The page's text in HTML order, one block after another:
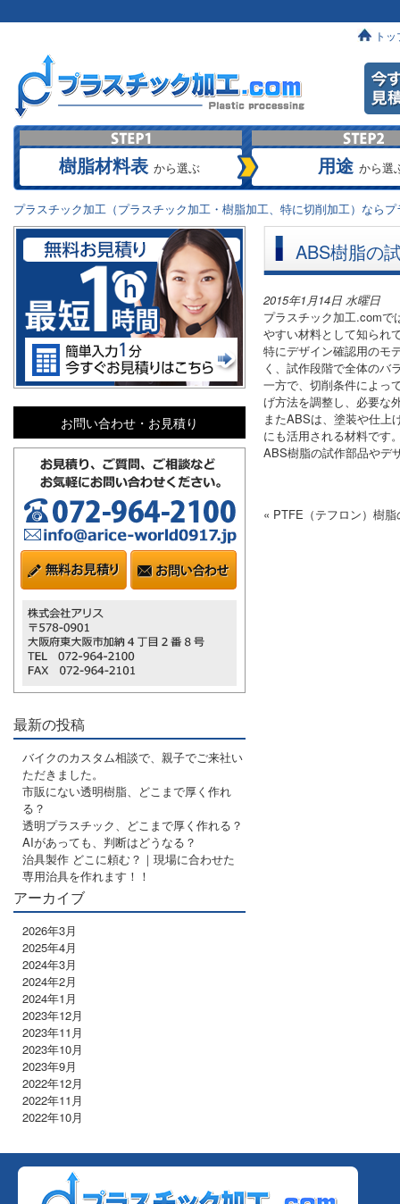
トッ
樹脂材料表 から選ぶ 用途 から選
プラスチック加工（プラスチック加工・樹脂加工、特に切削加工）なら
ABS樹脂の
2015年1月14日 水曜日
プラスチック加工.comで
やすい材料として知られ
特にデザイン確認用のモ
く、試作段階で全体のバ
一方で、切削条件によっ
げ方法を調整し、必要な
またABSは、塗装や仕上
にも活用される材料です
ABS樹脂の試作部品やデ
« PTFE（テフロン）樹
お問い合わせ・お見積り
最新の投稿
バイクのカスタム相談で、親子でご来社い
ただきました。
市販にない透明樹脂、どこまで厚く作れ
る？
透明プラスチック、どこまで厚く作れる？
AIがあっても、判断はどうなる？
治具製作 どこに頼む？｜現場に合わせた
専用治具を作れます！！
アーカイブ
2026年3月
2025年4月
2024年3月
2024年2月
2024年1月
2023年12月
2023年11月
2023年10月
2023年9月
2022年12月
2022年11月
2022年10月